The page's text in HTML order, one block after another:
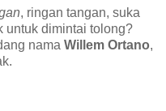
, ringan tangan, suka
untuk dimintai tolong?
nama Willem Ortano,